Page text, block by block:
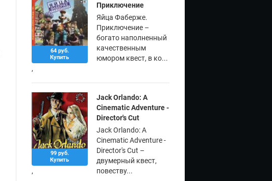
64 руб.
Купить
,
Приключение
Яйца Фаберже.
Приключение –
богато наполненный
качественным
юмором квест, в ко...
99 руб.
Купить
,
Jack Orlando: A
Cinematic Adventure -
Director's Cut
Jack Orlando: A
Cinematic Adventure -
Director's Cut –
двумерный квест,
повеству...